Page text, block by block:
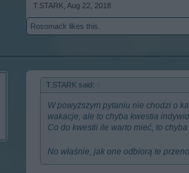
T.STARK Aug 22, 2018
Rosomack likes this.
T.STARK said:
W powyższym pytaniu nie chodzi o
wakacje, ale to chyba kwestia
Co do kwestii ile warto mieć, to
No właśnie, jak one odbiorą te